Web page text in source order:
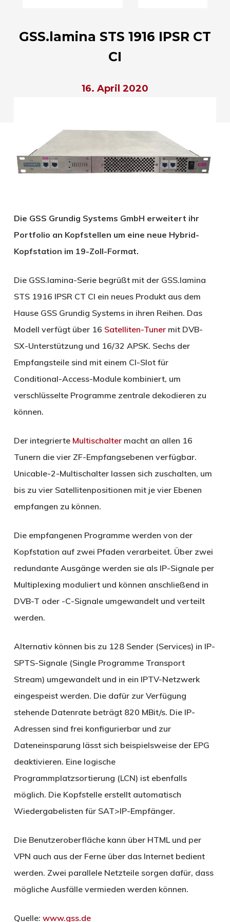
GSS.lamina STS 1916 IPSR CT
CI
16. April 2020
Die GSS Grundig Systems GmbH erweitert ihr
Portfolio an Kopfstellen um eine neue Hybrid-
Kopfstation im 19-Zoll-Format.
Die GSS.lamina-Serie begrüßt mit der GSS.lamina
STS 1916 IPSR CT CI ein neues Produkt aus dem
Hause GSS Grundig Systems in ihren Reihen. Das
Modell verfügt über 16 Satelliten-Tunermit DVB-
SX-Unterstützung und 16/32 APSK. Sechs der
Empfangsteile sind mit einem CI-Slot für
Conditional-Access-Module kombiniert, um
verschlüsselte Programme zentrale dekodieren zu
können.
Der integrierte Multischaltermacht an allen 16
Tunern die vier ZF-Empfangsebenen verfügbar.
Unicable-2-Multischalter lassen sich zuschalten, um
bis zu vier Satellitenpositionen mit je vier Ebenen
empfangen zu können.
Die empfangenen Programme werden von der
Kopfstation auf zwei Pfaden verarbeitet. Über zwei
redundante Ausgänge werden sie als IP-Signale per
Multiplexing moduliert und können anschließend in
DVB-T oder -C-Signale umgewandelt und verteilt
werden.
Alternativ können bis zu 128 Sender (Services) in IP-
SPTS-Signale (Single Programme Transport
Stream) umgewandelt und in ein IPTV-Netzwerk
eingespeist werden. Die dafür zur Verfügung
stehende Datenrate beträgt 820 MBit/s. Die IP-
Adressen sind frei konfigurierbar und zur
Dateneinsparung lässt sich beispielsweise der EPG
deaktivieren. Eine logische
Programmplatzsortierung (LCN) ist ebenfalls
möglich. Die Kopfstelle erstellt automatisch
Wiedergabelisten für SAT>IP-Empfänger.
Die Benutzeroberfläche kann über HTML und per
VPN auch aus der Ferne über das Internet bedient
werden. Zwei parallele Netzteile sorgen dafür, dass
mögliche Ausfälle vermieden werden können.
Quelle: www.gss.de